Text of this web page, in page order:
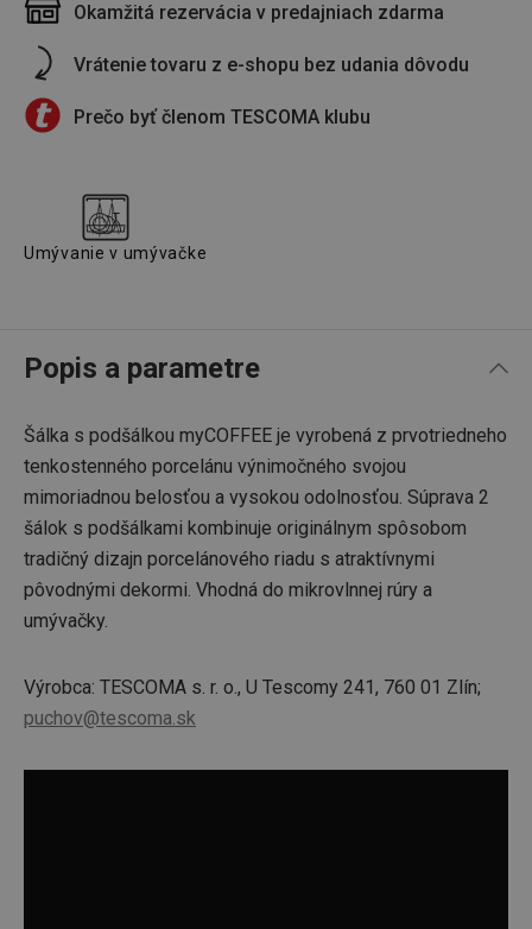
Okamžitá rezervácia v predajniach zdarma
Vrátenie tovaru z e-shopu bez udania dôvodu
Prečo byť členom TESCOMA klubu
Umývanie v umývačke
Popis a parametre
Šálka s podšálkou myCOFFEE je vyrobená z prvotriedneho
tenkostenného porcelánu výnimočného svojou
mimoriadnou belosťou a vysokou odolnosťou. Súprava 2
šálok s podšálkami kombinuje originálnym spôsobom
tradičný dizajn porcelánového riadu s atraktívnymi
pôvodnými dekormi. Vhodná do mikrovlnnej rúry a
umývačky.
Výrobca: TESCOMA s. r. o., U Tescomy 241, 760 01 Zlín;
puchov@tescoma.sk